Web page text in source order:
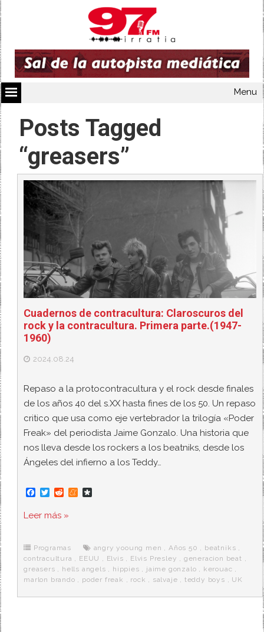
Menu
Posts Tagged
“greasers”
Cuadernos de contracultura: Claroscuros del
rock y la contracultura. Primera parte.(1947-
1960)
2024.08.24
Repaso a la protocontracultura y el rock desde finales
de los años 40 del s.XX hasta fines de los 50. Un repaso
critico que usa como eje vertebrador la trilogía «Poder
Freak» del periodista Jaime Gonzalo. Una historia que
nos lleva desde los rockers a los beatniks, desde los
Ángeles del infierno a los Teddy…
F
c
e
o
k
T
i
t
r
R
d
M
e
r
a
Leer más »
Programas angry yooung men , Años 50 , beatniks ,
contracultura , EEUU , Elvis , Elvis Presley , generacion beat ,
greasers , hells angels , hippies , jaime gonzalo , kerouac ,
marlon brando , poder freak , rock , salvaje , teddy boys , UK